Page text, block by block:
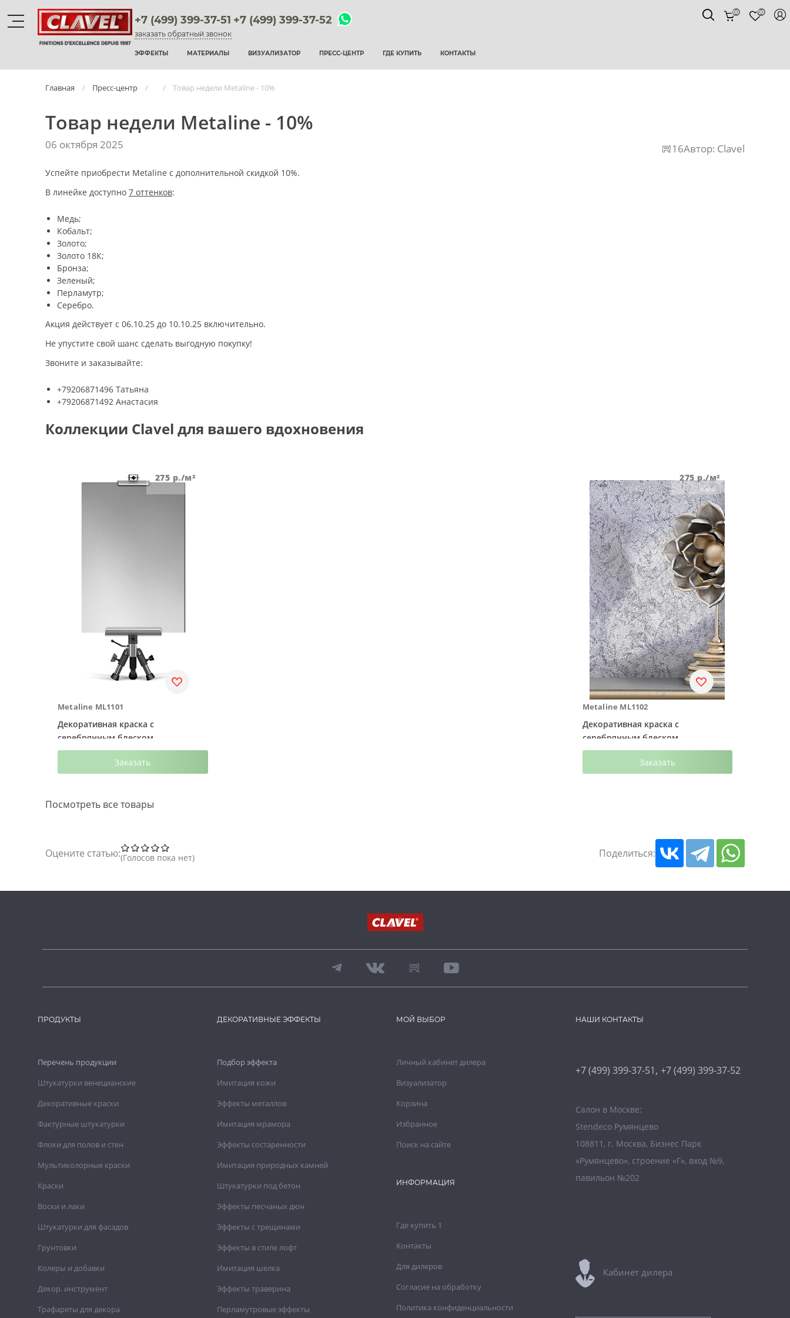
+7 (499) 399-37-51 +7 (499) 399-37-52
заказать обратный звонок
ЭФФЕКТЫ МАТЕРИАЛЫ ВИЗУАЛИЗАТОР ПРЕСС-ЦЕНТР ГДЕ КУПИТЬ КОНТАКТЫ
00 00
Материалы
фактурные штукатурки
мультиколорные краски
воски и лаки
штукатурки для фасадов
грунтовки
колеры и добавки
трафареты для декора
Главная Пресс-центр Товар недели Metaline - 10%
Товар недели Metaline - 10%
06 октября 2025 16Автор: Clavel
Успейте приобрести Metaline с дополнительной скидкой 10%.
В линейке доступно 7 оттенков:
Медь;
Кобальт;
Золото;
Золото 18К;
Бронза;
Зеленый;
Перламутр;
Серебро.
Акция действует с 06.10.25 до 10.10.25 включительно.
Не упустите свой шанс сделать выгодную покупку!
Звоните и заказывайте:
+79206871496 Татьяна
+79206871492 Анастасия
Коллекции Clavel для вашего вдохновения
Metaline ML1101
Декоративная краска с
серебрянным блеском
275 р./м²
Заказать
Metaline ML1102
Декоративная краска с
серебрянным блеском
275р./м²
Заказать
Посмотреть все товары
Оцените статью: Голосов пока нет Поделиться:
ПРОДУКТЫ
Перечень продукции
Штукатурки венецианские
Декоративные краски
Фактурные штукатурки
Флоки для полов и стен
Мультиколорные краски
Краски
Воски и лаки
Штукатурки для фасадов
Грунтовки
Колеры и добавки
Декор. инструмент
Трафареты для декора
ДЕКОРАТИВНЫЕ ЭФФЕКТЫ
Подбор эффекта
Имитация кожи
Эффекты металлов
Имитация мрамора
Эффекты состаренности
Имитация природных камней
Штукатурки под бетон
Эффекты песчаных дюн
Эффекты с трещинами
Эффекты в стиле лофт
Имитация шелка
Эффекты траверина
Перламутровые эффекты
МОЙ ВЫБОР
Личный кабинет дилера
Визуализатор
Корзина
Избранное
Поиск на сайте
ИНФОРМАЦИЯ
Где купить 1
Контакты
Для дилеров
Согласие на обработку
Политика конфиденциальности
НАШИ КОНТАКТЫ
+7 (499) 399-37-51, +7 (499) 399-37-52
Салон в Москве:
Stendeco Румянцево
108811, г. Москва, Бизнес Парк
«Румянцево», строение «Г», вход №9,
павильон №202
Кабинет дилера